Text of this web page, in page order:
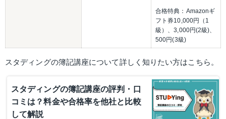
合格特典：Amazonギ
フト券10,000円（1
級）、3,000円(2級)、
500円(3級)
スタディングの簿記講座について詳しく知りたい方はこちら。
スタディングの簿記講座の評判・口
コミは？料金や合格率を他社と比較
して解説